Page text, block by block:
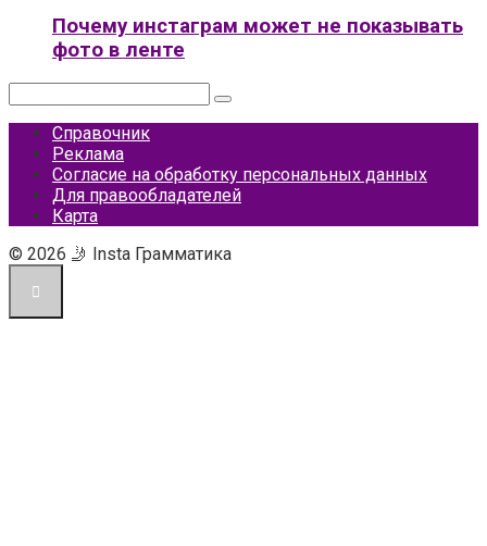
Почему инстаграм может не показывать
фото в ленте
Справочник
Реклама
Согласие на обработку персональных данных
Для правообладателей
Карта
© 2026 🤳 Insta Грамматика